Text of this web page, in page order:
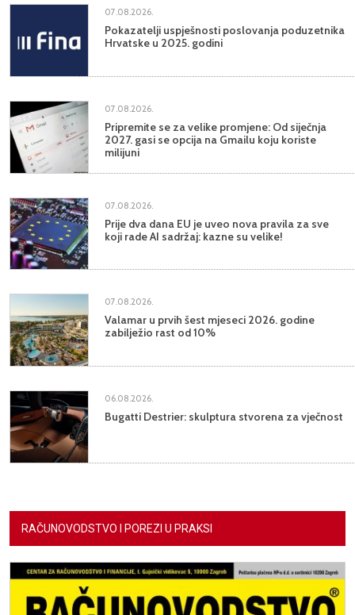
07.08.2026.
Pokazatelji uspješnosti poslovanja poduzetnika
Hrvatske u 2025. godini
07.08.2026.
Pripremite se za velike promjene: Od siječnja
2027. gasi se opcija na Gmailu koju koriste
milijuni
07.08.2026.
Prije dva dana EU je uveo nova pravila za sve
koji rade AI sadržaj: kazne su velike!
07.08.2026.
Valamar u prvih šest mjeseci 2026. godine
zabilježio rast od 10%
06.08.2026.
Bugatti Destrier: skulptura stvorena za vječnost
RAČUNOVODSTVO I POREZI U PRAKSI